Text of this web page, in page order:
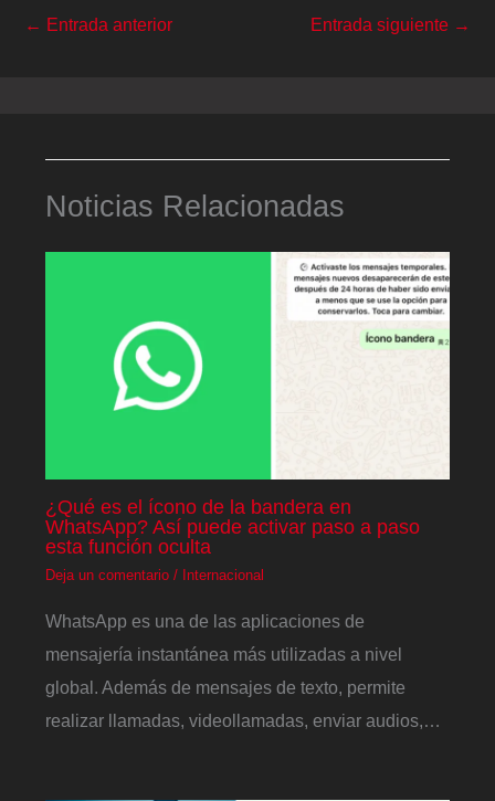
← Entrada anterior Entrada siguiente →
Noticias Relacionadas
¿Qué es el ícono de la bandera en
WhatsApp? Así puede activar paso a paso
esta función oculta
Deja un comentario / Internacional
WhatsApp es una de las aplicaciones de
mensajería instantánea más utilizadas a nivel
global. Además de mensajes de texto, permite
realizar llamadas, videollamadas, enviar audios,…